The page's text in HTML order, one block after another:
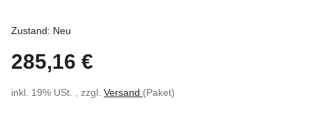
Zustand: Neu
285,16 €
inkl. 19% USt. , zzgl. Versand (Paket)